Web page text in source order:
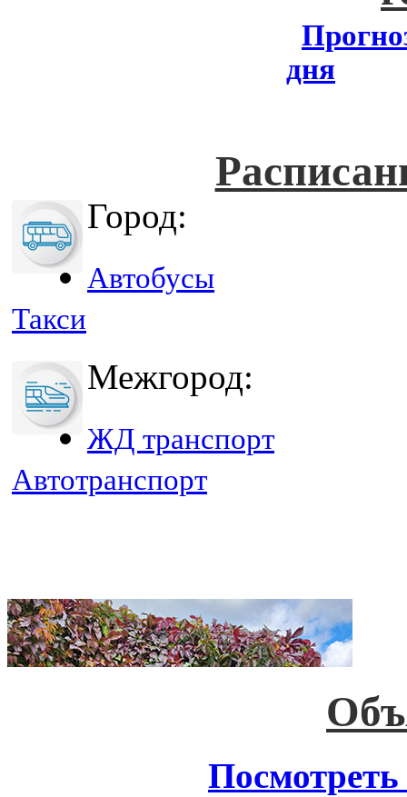
дня
Город:
Автобусы
Такси
Межгород:
ЖД транспорт
Автотранспорт
Посмотреть